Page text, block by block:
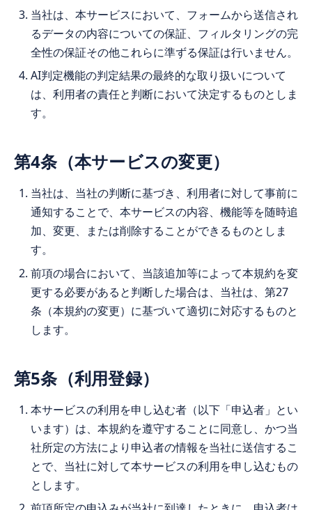
当社は、本サービスにおいて、フォームから送信され
るデータの内容についての保証、フィルタリングの完
全性の保証その他これらに準ずる保証は行いません。
AI判定機能の判定結果の最終的な取り扱いについて
は、利用者の責任と判断において決定するものとしま
す。
第4条（本サービスの変更）
当社は、当社の判断に基づき、利用者に対して事前に
通知することで、本サービスの内容、機能等を随時追
加、変更、または削除することができるものとしま
す。
前項の場合において、当該追加等によって本規約を変
更する必要があると判断した場合は、当社は、第27
条（本規約の変更）に基づいて適切に対応するものと
します。
第5条（利用登録）
本サービスの利用を申し込む者（以下「申込者」とい
います）は、本規約を遵守することに同意し、かつ当
社所定の方法により申込者の情報を当社に送信するこ
とで、当社に対して本サービスの利用を申し込むもの
とします。